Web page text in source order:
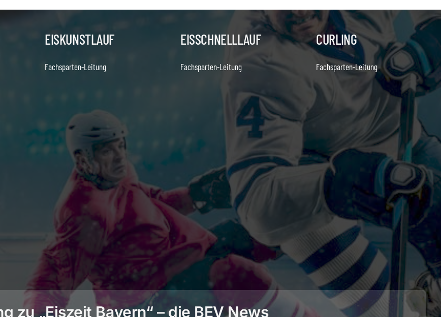
EISKUNSTLAUF
Fachsparten-Leitung
EISSCHNELLLAUF
Fachsparten-Leitung
CURLING
Fachsparten-Leitung
zu „Eiszeit Bayern“ – die BEV News